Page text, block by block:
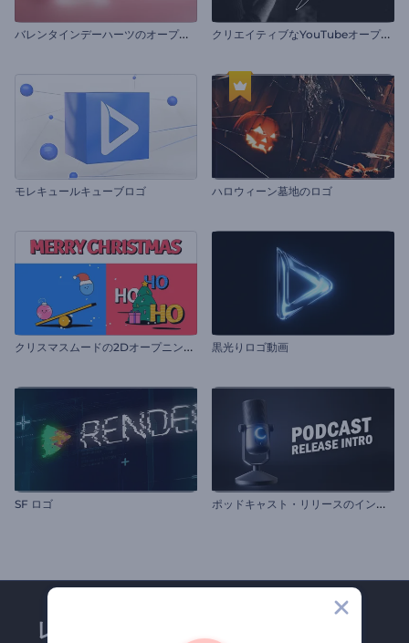
バ
レンタインデーハーツのオープニング動画 ク
リエイティブなYouTubeオープニング動画
モレキュールキューブロゴ ハロウィーン墓地のロゴ
ク
リスマスムードの2Dオープニング動画 黒光りロゴ動画
SF ロゴ ポ
ッドキャスト・リリースのイントロ動画
レンダーフォレストのメー